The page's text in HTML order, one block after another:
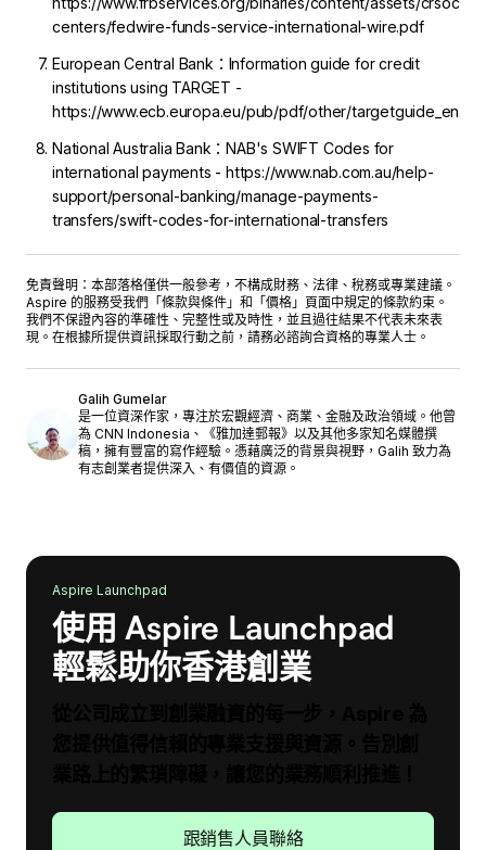
centers/fedwire-funds-service-international-wire.pdf
European Central Bank：Information guide for credit
institutions using TARGET -
https://www.ecb.europa.eu/pub/pdf/other/targetguide_en.pdf
National Australia Bank：NAB's SWIFT Codes for
international payments - https://www.nab.com.au/help-
support/personal-banking/manage-payments-
transfers/swift-codes-for-international-transfers
免責聲明：本部落格僅供一般參考，不構成財務、法律、稅務或專業建議。
Aspire 的服務受我們「 條款與條件 」和「 價格 」頁面中規定的條款約束。
我們不保證內容的準確性、完整性或及時性，並且過往結果不代表未來表
現。在根據所提供資訊採取行動之前，請務必諮詢合資格的專業人士。
Galih Gumelar
是一位資深作家，專注於宏觀經濟、商業、金融及政治領域。他曾
為 CNN Indonesia、《雅加達郵報》以及其他多家知名媒體撰
稿，擁有豐富的寫作經驗。憑藉廣泛的背景與視野，Galih 致力為
有志創業者提供深入、有價值的資源。
Aspire Launchpad
使用 Aspire Launchpad
輕鬆助你香港創業
跟銷售人員聯絡